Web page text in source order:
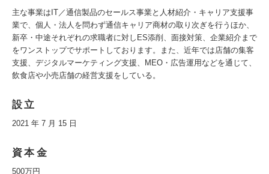
主な事業はIT／通信製品のセールス事業と人材紹介・キャリア支援事
業で、個人・法人を問わず通信キャリア商材の取り次ぎを行うほか、
新卒・中途それぞれの求職者に対しES添削、面接対策、企業紹介まで
をワンストップでサポートしております。また、近年では店舗の集客
支援、デジタルマーケティング支援、MEO・広告運用などを通じて、
飲食店や小売店舗の経営支援をしている。
設立
2021 年 7 月 15 日
資本金
500万円